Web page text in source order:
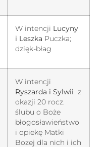
W intencji Lucyny
i Leszka Puczka;
dzięk-błag
W intencji
Ryszarda i Sylwii z
okazji 20 rocz.
ślubu o Boże
błogosławieństwo
i opiekę Matki
Bożej dla nich i ich